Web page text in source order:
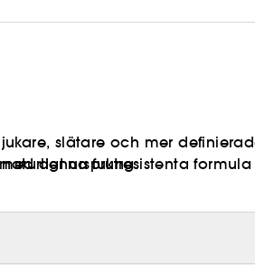
slätare och mer
denna fuktresistenta
frissighet i 72
minskning av hårbrott vid
ursprung.